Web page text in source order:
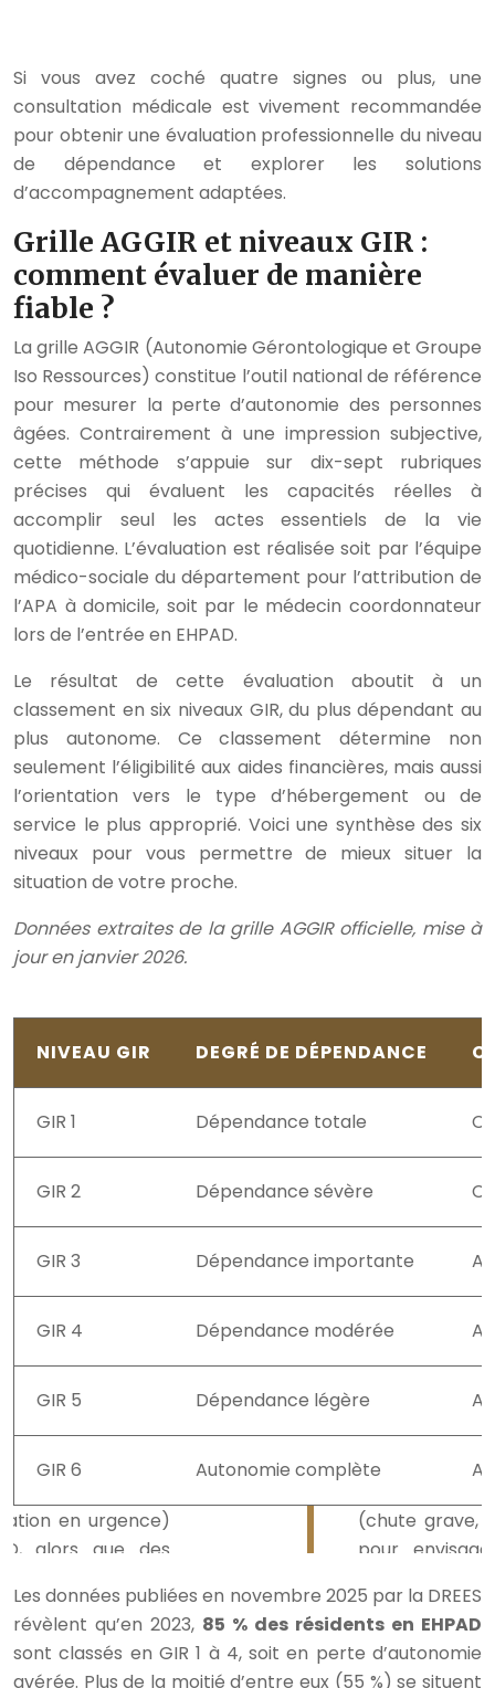
Si vous avez coché quatre signes ou plus, une
consultation médicale est vivement recommandée
pour obtenir une évaluation professionnelle du niveau
de dépendance et explorer les solutions
d’accompagnement adaptées.
Grille AGGIR et niveaux GIR :
comment évaluer de manière
fiable ?
La grille AGGIR (Autonomie Gérontologique et Groupe
Iso Ressources) constitue l’outil national de référence
pour mesurer la perte d’autonomie des personnes
âgées. Contrairement à une impression subjective,
cette méthode s’appuie sur dix-sept rubriques
précises qui évaluent les capacités réelles à
accomplir seul les actes essentiels de la vie
quotidienne. L’évaluation est réalisée soit par l’équipe
médico-sociale du département pour l’attribution de
l’APA à domicile, soit par le médecin coordonnateur
lors de l’entrée en EHPAD.
Le résultat de cette évaluation aboutit à un
classement en six niveaux GIR, du plus dépendant au
plus autonome. Ce classement détermine non
seulement l’éligibilité aux aides financières, mais aussi
l’orientation vers le type d’hébergement ou de
service le plus approprié. Voici une synthèse des six
niveaux pour vous permettre de mieux situer la
situation de votre proche.
Données extraites de la grille AGGIR officielle, mise à
jour en janvier 2026.
NIVEAU GIR DEGRÉ DE DÉPENDANCE
GIR 1 Dépendance totale
GIR 2 Dépendance sévère
GIR 3 Dépendance importante
GIR 4 Dépendance modérée
GIR 5 Dépendance légère
GIR 6 Autonomie complète
Les données publiées en novembre 2025 par la DREES
révèlent qu’en 2023, 85 % des résidents en EHPAD
sont classés en GIR 1 à 4, soit en perte d’autonomie
avérée. Plus de la moitié d’entre eux (55 %) se situent